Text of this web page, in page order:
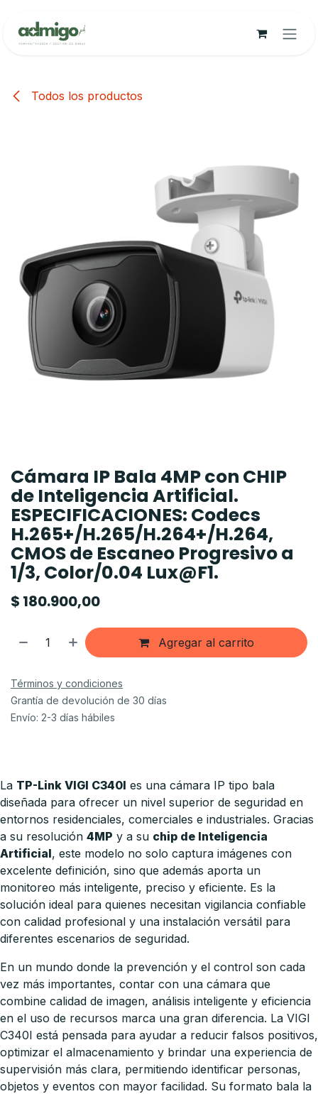
Todos los productos
Cámara IP Bala 4MP con CHIP
de Inteligencia Artificial.
ESPECIFICACIONES: Codecs
H.265+/H.265/H.264+/H.264,
CMOS de Escaneo Progresivo a
1/3, Color/0.04 Lux@F1.
$ 180.900,00
Agregar al carrito
Términos y condiciones
Grantía de devolución de 30 días
Envío: 2-3 días hábiles
La TP-Link VIGI C340I es una cámara IP tipo bala
diseñada para ofrecer un nivel superior de seguridad en
entornos residenciales, comerciales e industriales. Gracias
a su resolución 4MP y a su chip de Inteligencia
Artificial, este modelo no solo captura imágenes con
excelente definición, sino que además aporta un
monitoreo más inteligente, preciso y eficiente. Es la
solución ideal para quienes necesitan vigilancia confiable
con calidad profesional y una instalación versátil para
diferentes escenarios de seguridad.
En un mundo donde la prevención y el control son cada
vez más importantes, contar con una cámara que
combine calidad de imagen, análisis inteligente y eficiencia
en el uso de recursos marca una gran diferencia. La VIGI
C340I está pensada para ayudar a reducir falsos positivos,
optimizar el almacenamiento y brindar una experiencia de
supervisión más clara, permitiendo identificar personas,
objetos y eventos con mayor facilidad. Su formato bala la